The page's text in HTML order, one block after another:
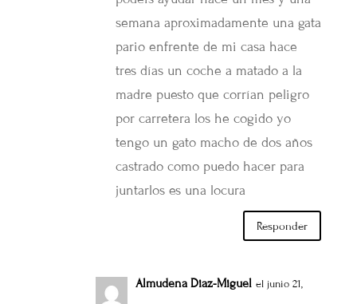
semana aproximadamente una gata
pario enfrente de mi casa hace
tres días un coche a matado a la
madre puesto que corrían peligro
por carretera los he cogido yo
tengo un gato macho de dos años
castrado como puedo hacer para
juntarlos es una locura
Responder
Almudena Diaz-Miguel el junio 21,